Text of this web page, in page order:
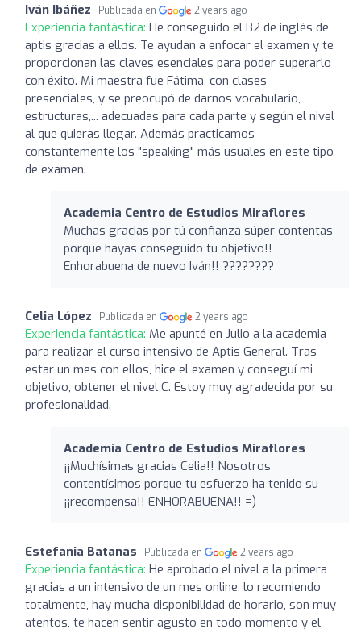
Iván Ibáñez Publicada en 2 years ago
Experiencia fantástica: He conseguido el B2 de inglés de
aptis gracias a ellos. Te ayudan a enfocar el examen y te
proporcionan las claves esenciales para poder superarlo
con éxito. Mi maestra fue Fátima, con clases
presenciales, y se preocupó de darnos vocabulario,
estructuras,... adecuadas para cada parte y según el nivel
al que quieras llegar. Además practicamos
constantemente los "speaking" más usuales en este tipo
de examen.
Academia Centro de Estudios Miraflores
Muchas gracias por tú confianza súper contentas
porque hayas conseguido tu objetivo!!
Enhorabuena de nuevo Iván!! ????????
Celia López Publicada en 2 years ago
Experiencia fantástica: Me apunté en Julio a la academia
para realizar el curso intensivo de Aptis General. Tras
estar un mes con ellos, hice el examen y conseguí mi
objetivo, obtener el nivel C. Estoy muy agradecida por su
profesionalidad.
Academia Centro de Estudios Miraflores
¡¡Muchísimas gracias Celia!! Nosotros
contentísimos porque tu esfuerzo ha tenido su
¡¡recompensa!! ENHORABUENA!! =)
Estefania Batanas Publicada en 2 years ago
Experiencia fantástica: He aprobado el nivel a la primera
gracias a un intensivo de un mes online, lo recomiendo
totalmente, hay mucha disponibilidad de horario, son muy
atentos, te hacen sentir agusto en todo momento y el